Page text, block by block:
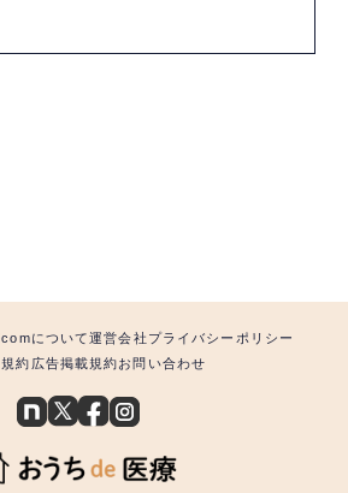
について運営会社 プライバシーポリシー
約 広告掲載規約お問い合わせ